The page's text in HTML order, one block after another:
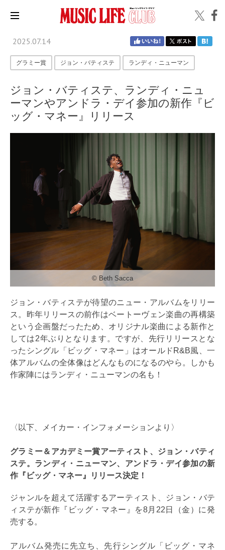
2025.07.14
グラミー賞 ジョン・バティステ ランディ・ニューマン
ジョン・バティステ、ランディ・ニュ
ーマンやアンドラ・デイ参加の新作『ビ
ッグ・マネー』リリース
© Beth Sacca
ジョン・バティステが待望のニュー・アルバムをリリー
ス。昨年リリースの前作はベートーヴェン楽曲の再構築
という企画盤だったため、オリジナル楽曲による新作と
しては2年ぶりとなります。ですが、先行リリースとな
ったシングル「ビッグ・マネー」はオールドR&B風、一
体アルバムの全体像はどんなものになるのやら。しかも
作家陣にはランディ・ニューマンの名も！
〈以下、メイカー・インフォメーションより〉
グラミー＆アカデミー賞アーティスト、ジョン・バティ
ステ。ランディ・ニューマン、アンドラ・デイ参加の新
作『ビッグ・マネー』リリース決定！
ジャンルを超えて活躍するアーティスト、ジョン・バテ
ィステが新作『ビッグ・マネー』を8月22日（金）に発
売する。
アルバム発売に先立ち、先行シングル「ビッグ・マネ